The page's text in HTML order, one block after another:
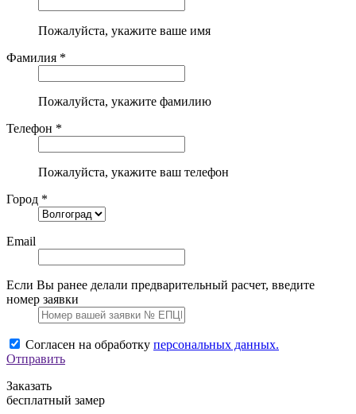
Пожалуйста, укажите ваше имя
Фамилия *
Пожалуйста, укажите фамилию
Телефон *
Пожалуйста, укажите ваш телефон
Город *
Email
Если Вы ранее делали предварительный расчет, введите
номер заявки
Согласен на обработку персональных данных.
Отправить
Заказать
бесплатный замер